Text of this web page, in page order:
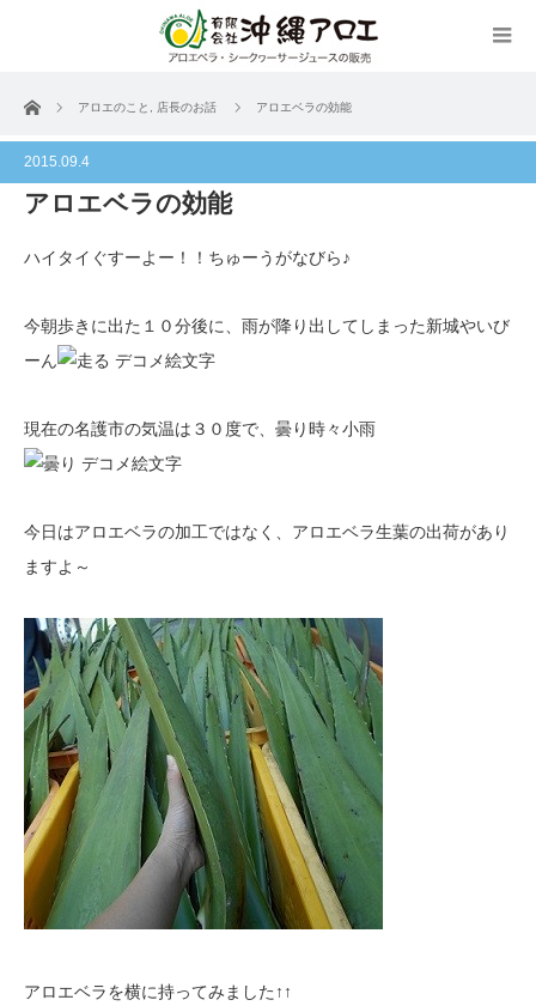
ホーム アロエのこと 店長のお話 アロエベラの効能
2015.09.4
アロエベラの効能
ハイタイぐすーよー！！ちゅーうがなびら♪
今朝歩きに出た１０分後に、雨が降り出してしまった新城やいび
ーん
現在の名護市の気温は３０度で、曇り時々小雨
今日はアロエベラの加工ではなく、アロエベラ生葉の出荷があり
ますよ～
アロエベラを横に持ってみました↑↑